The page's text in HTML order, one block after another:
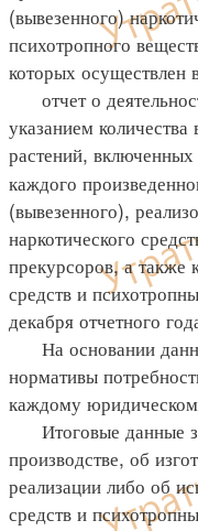
(вывезенного)
психотропного
которых осуществлен
отчет о
указанием
растений,
каждого
(вывезенного),
наркотического
прекурсоров, а также
средств и
декабря отчетного
На основании
нормативы
каждому
Итоговые данные
производстве, об
реализации либо об
средств и